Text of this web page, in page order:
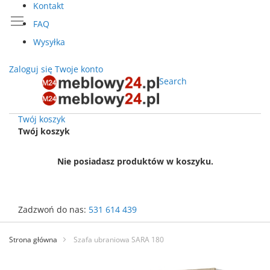
Kontakt
FAQ
Wysyłka
Zaloguj się Twoje konto
Search
Twój koszyk
Twój koszyk
Nie posiadasz produktów w koszyku.
Zadzwoń do nas: 531 614 439
Przejdź
treści
Strona główna Szafa ubraniowa SARA 180